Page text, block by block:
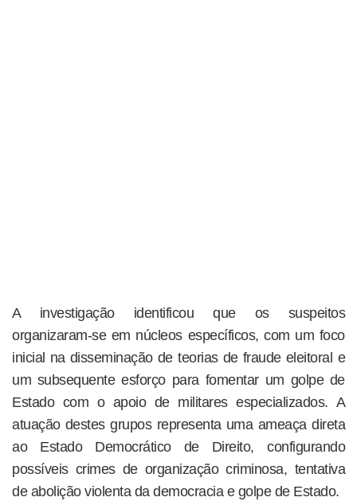
A investigação identificou que os suspeitos
organizaram-se em núcleos específicos, com um foco
inicial na disseminação de teorias de fraude eleitoral e
um subsequente esforço para fomentar um golpe de
Estado com o apoio de militares especializados. A
atuação destes grupos representa uma ameaça direta
ao Estado Democrático de Direito, configurando
possíveis crimes de organização criminosa, tentativa
de abolição violenta da democracia e golpe de Estado.